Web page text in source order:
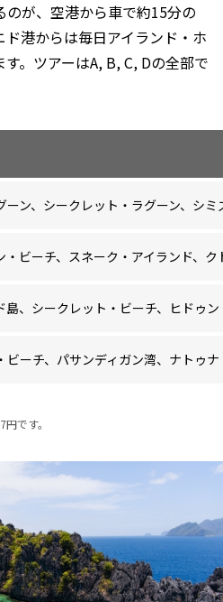
が、空港から車で約15分の
港からは毎日アイランド・ホ
。ツアーはA, B, C, Dの全部で
ーン、シークレット・ラグーン、シ
・ビーチ、スネーク・アイランド、
島、シークレット・ビーチ、ヒドゥ
ビーチ、パサンディガン湾、ナトゥ
です。